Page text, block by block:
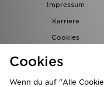
Impressum
Karriere
Cookies
Cookies
Wenn du auf "Alle